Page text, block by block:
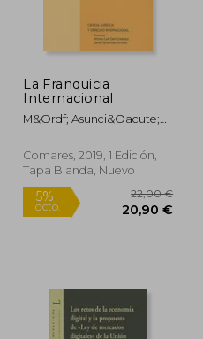
dcto.
La Franquicia
Internacional
M&Ordf; Asunci&Oacute;N
Comares, 2019, 1 Edición,
Tapa Blanda, Nuevo